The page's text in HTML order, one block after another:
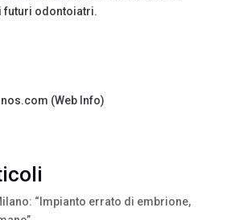
futuri odontoiatri.
(Web Info)
“Impianto errato di embrione,